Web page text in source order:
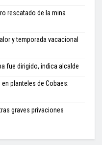
rescatado de la mina
y temporada vacacional
fue dirigido, indica alcalde
planteles de Cobaes:
graves privaciones